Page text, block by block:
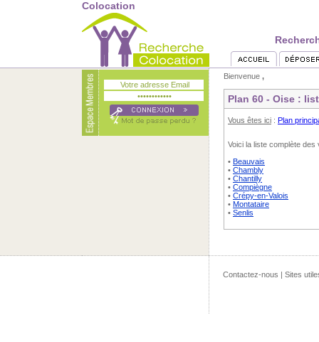
Colocation
Bienvenue ,
Plan 60 - Oise :
Vous êtes ici : Plan
Voici la liste complète
• Beauvais
• Chambly
• Chantilly
• Compiègne
• Crépy-en-Valois
• Montataire
• Senlis
Contactez-nous | Sites